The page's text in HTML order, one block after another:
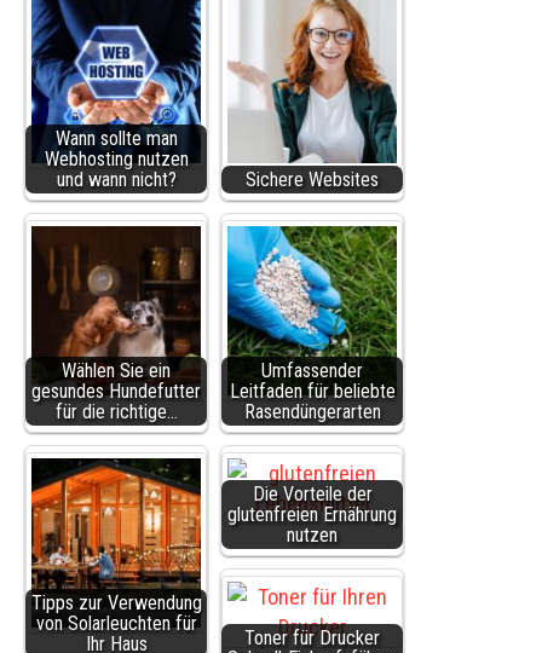
Wann sollte man
Webhosting nutzen
und wann nicht?
Sichere Websites
Wählen Sie ein
gesundes Hundefutter
für die richtige…
Umfassender
Leitfaden für beliebte
Rasendüngerarten
Tipps zur Verwendung
von Solarleuchten für
Ihr Haus
Die Vorteile der
glutenfreien Ernährung
nutzen
Toner für Drucker